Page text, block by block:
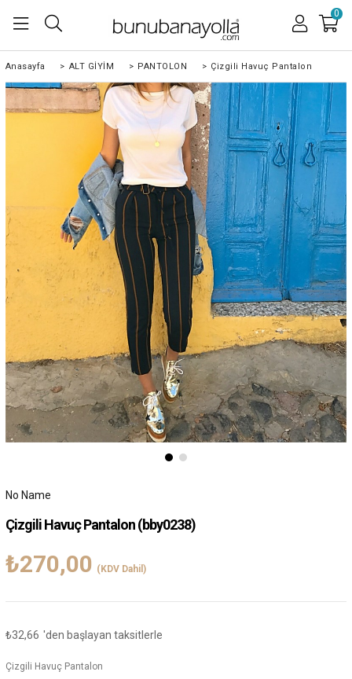
0
Anasayfa > ALT GİYİM > PANTOLON > Çizgili Havuç Pantalon
No Name
Çizgili Havuç Pantalon(bby0238)
₺270,00 (KDV Dahil)
₺32,66 'den başlayan taksitlerle
Çizgili Havuç Pantalon